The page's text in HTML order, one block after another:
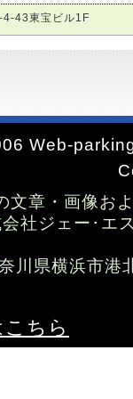
4-43東宝ビル1F
Web-
文章・画像お
会社ジェー･
川県横浜市港
ちら